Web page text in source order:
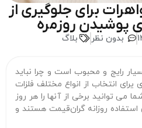
برای جلوگیری از
پوشیدن روزمره
بدون نظر بلاگ
رایج و محبوب است و چرا نباید
یرای انتخاب از انواع مختلف فلزات
می توانید برخی از آنها را هر روز
استفاده روزانه گران‌قیمت هستند و